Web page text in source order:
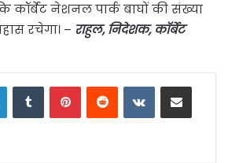
कॉर्बेट नेशनल पार्क बाघों की संख्या
रचेगा। – राहुल, निदेशक, कॉर्बेट
LinkedInTumblrPinterestReddit VKontakteShare via Email